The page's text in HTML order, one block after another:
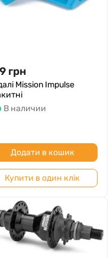
грн
Mission Impulse
В наличии
Додати в кошик
Купити в один клік